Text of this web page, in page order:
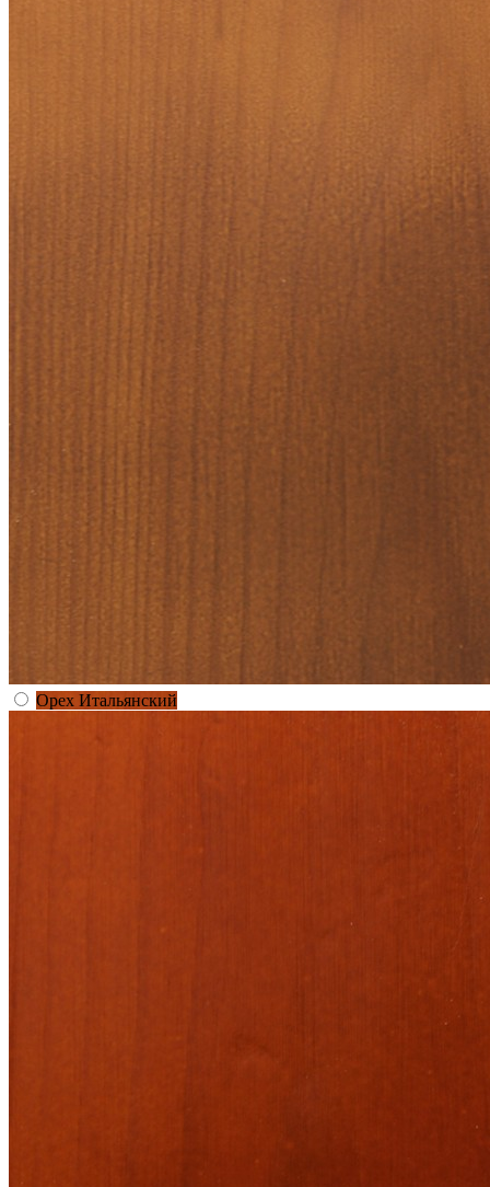
Орех Итальянский